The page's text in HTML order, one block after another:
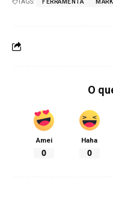
O
Amei
0
Haha
0